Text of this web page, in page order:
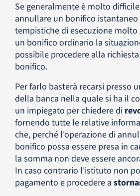
Se generalmente è molto
annullare un bonifico
tempistiche di esecuzione molto
un bonifico ordinario la
possibile procedere alla
bonifico.
Per farlo basterà recarsi presso
della banca nella quale si ha il
un impiegato per chiedere di
fornendo tutte le relative
che, perché l'operazione di
bonifico possa essere presa in
la somma non deve essere
In caso contrario l'istituto non
pagamento e procedere a